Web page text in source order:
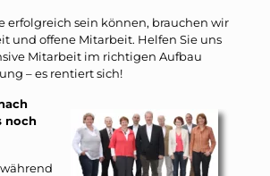
erfolgreich sein können, brauchen wir
und offene Mitarbeit. Helfen Sie uns
Mitarbeit im richtigen Aufbau
– es rentiert sich!
noch